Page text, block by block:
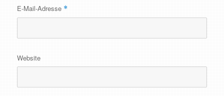
E-Mail-Adresse *
Website